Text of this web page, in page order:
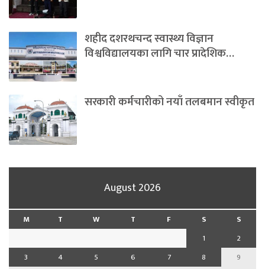
शहीद दशरथचन्द स्वास्थ्य विज्ञान
विश्वविद्यालयका लागि चार प्रादेशिक…
सरकारी कर्मचारीको नयाँ तलबमान स्वीकृत
August 2026
M T W T F S
S
1
2
3
4 5 6 7 8
9